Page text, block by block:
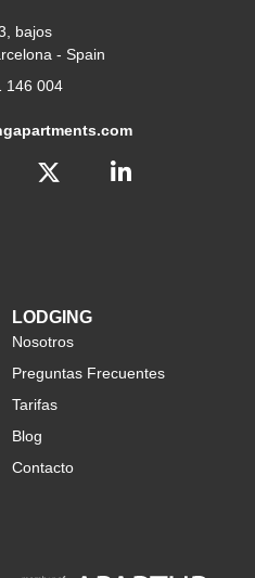
bajos
- Spain
146 004
LODGING
Nosotros
Preguntas Frecuentes
Tarifas
Blog
Contacto